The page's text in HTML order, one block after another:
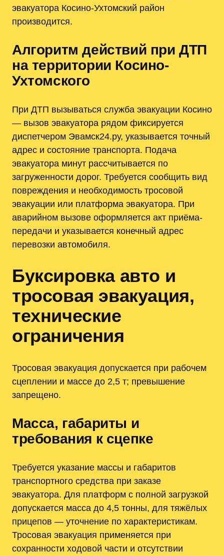
эвакуатора Косино-Ухтомский район
производится.
Алгоритм действий при ДТП
на территории Косино-
Ухтомского
При ДТП вызываться служба эвакуации Косино
— вызов эвакуатора рядом фиксируется
диспетчером Эвамск24.ру, указывается точный
адрес и состояние транспорта. Подача
эвакуатора минут рассчитывается по
загруженности дорог. Требуется сообщить вид
повреждения и необходимость тросовой
эвакуации или платформа эвакуатора. При
аварийном вызове оформляется акт приёма-
передачи и указывается конечный адрес
перевозки автомобиля.
Буксировка авто и
тросовая эвакуация,
технические
ограничения
Тросовая эвакуация допускается при рабочем
сцеплении и массе до 2,5 т; превышение
запрещено.
Масса, габариты и
требования к сцепке
Требуется указание массы и габаритов
транспортного средства при заказе
эвакуатора. Для платформ с полной загрузкой
допускается масса до 4,5 тонны, для тяжёлых
прицепов — уточнение по характеристикам.
Тросовая эвакуация применяется при
сохранности ходовой части и отсутствии